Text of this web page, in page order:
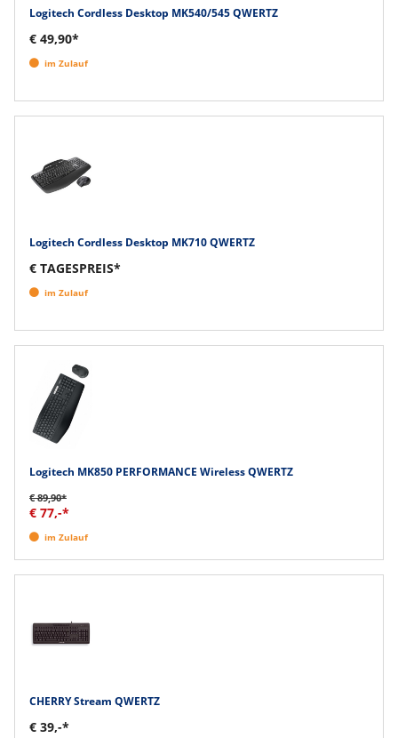
Logitech Cordless Desktop MK540/545 QWERTZ
€ 49,90*
im Zulauf
Logitech Cordless Desktop MK710 QWERTZ
€ TAGESPREIS*
im Zulauf
Logitech MK850 PERFORMANCE Wireless QWERTZ
€ 89,90*
€ 77,-*
im Zulauf
CHERRY Stream QWERTZ
€ 39,-*